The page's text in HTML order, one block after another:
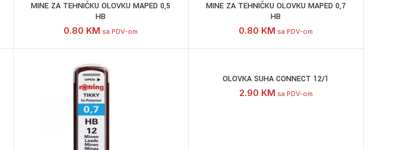
MINE ZA TEHNIČKU OLOVKU MAPED 0,5
HB
0.80 KM sa PDV-om
MINE ZA TEHNIČKU OLOVKU MAPED 0,7
HB
0.80 KM sa PDV-om
OLOVKA SUHA CONNECT 12/1
2.90 KM sa PDV-om